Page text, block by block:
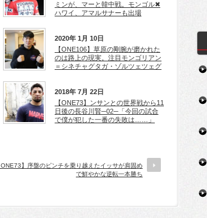
ミンが、マーと韓中戦。モンゴル✖
ハワイ、アマルサナーも出場
2020年 1月 10日
【ONE106】草原の剛腕が磨かれた
のは路上の現実。注目モンゴリアン
＝シネチャグタガ・ゾルツェツェグ
2018年 7月 22日
【ONE73】ンサンとの世界戦から11
日後の長谷川賢─02─「今回の試合
で僕が犯した一番の失敗は……」
ONE73】序盤のピンチを乗り越えたイッサが肩固め
で鮮やかな逆転一本勝ち